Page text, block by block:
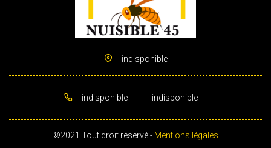
indisponible
indisponible - indisponible
©2021 Tout droit réservé - Mentions légales